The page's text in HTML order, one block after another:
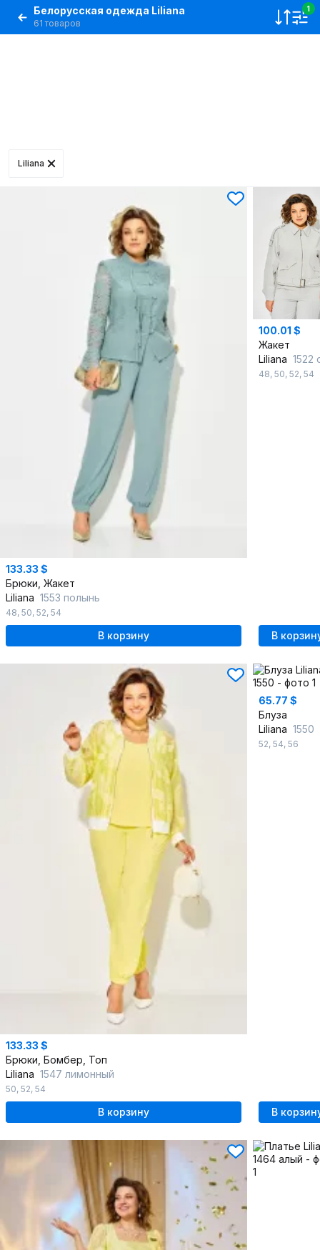
Белорусская одежда Liliana
61 товаров
1
Liliana
133.33 $
Брюки, Жакет
Liliana 1553 полынь
48, 50, 52, 54
В корзину
100.01 $
Жакет
Liliana 1522 серо-
48, 50, 52, 54
В
133.33 $
Брюки, Бомбер, Топ
Liliana 1547 лимонный
50, 52, 54
В корзину
65.77 $
Блуза
Liliana 1550
52, 54, 56
В